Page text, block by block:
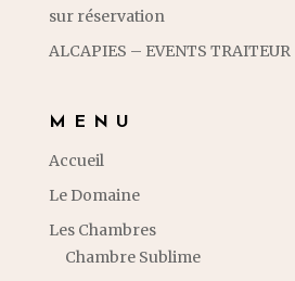
sur réservation
ALCAPIES – EVENTS TRAITEUR
MENU
Accueil
Le Domaine
Les Chambres
Chambre Sublime